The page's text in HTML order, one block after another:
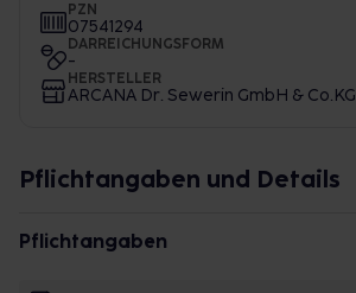
PZN
07541294
DARREICHUNGSFORM
-
HERSTELLER
ARCANA Dr. Sewerin GmbH & Co.KG
Pflichtangaben und Details
Pflichtangaben